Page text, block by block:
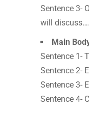
Sentence 3-
will
Main
Sentence 1-
Sentence 2-
Sentence 3-
Sentence 4-